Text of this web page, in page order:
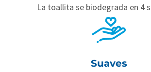
La toallita se biodegrada en 4
Suaves